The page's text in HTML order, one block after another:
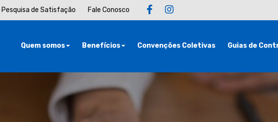
Pesquisa de Satisfação Fale Conosco
Quem somos Benefícios Convenções Coletivas Guias de